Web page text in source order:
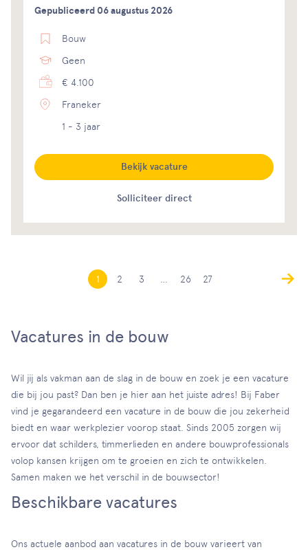
Gepubliceerd 06 augustus 2026
Bouw
Geen
€ 4.100
Franeker
1 - 3 jaar
Solliciteer direct
Bekijk vacature
1 2 3 26 27
Vacatures in de bouw
Wil jij als vakman aan de slag in de bouw en zoek je een vacature
die bij jou past? Dan ben je hier aan het juiste adres! Bij Faber
vind je gegarandeerd een vacature in de bouw die jou zekerheid
biedt en waar werkplezier voorop staat. Sinds 2005 zorgen wij
ervoor dat schilders, timmerlieden en andere bouwprofessionals
volop kansen krijgen om te groeien en zich te ontwikkelen.
Samen maken we het verschil in de bouwsector!
Beschikbare vacatures
Ons actuele aanbod aan vacatures in de bouw varieert van